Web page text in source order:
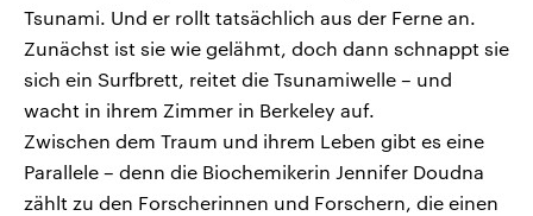
Tsunami. Und er rollt tatsächlich aus der Ferne an.
Zunächst ist sie wie gelähmt, doch dann schnappt sie
sich ein Surfbrett, reitet die Tsunamiwelle – und
wacht in ihrem Zimmer in Berkeley auf.
Zwischen dem Traum und ihrem Leben gibt es eine
Parallele – denn die Biochemikerin Jennifer Doudna
zählt zu den Forscherinnen und Forschern, die einen